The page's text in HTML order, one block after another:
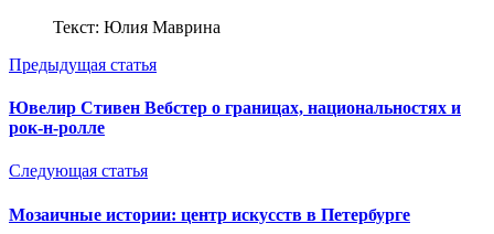
Текст: Юлия Маврина
Предыдущая статья
Ювелир Стивен Вебстер о границах, национальностях и
рок-н-ролле
Следующая статья
Мозаичные истории: центр искусств в Петербурге